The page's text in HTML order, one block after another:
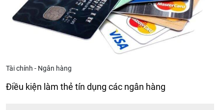
Tài chính - Ngân hàng
Điều kiện làm thẻ tín dụng các ngân hàng